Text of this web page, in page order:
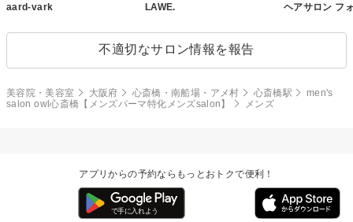
aard‐vark LAWE. ヘアサロン フ
不適切なサロン情報を報告
美容院・美容室 大阪府 心斎橋・南船場・アメ村 心斎橋駅
men's
salon owl心斎橋【メンズパーマ特化メンズsalon】
メンズ
アプリからの予約ならもっとおトクで便利！